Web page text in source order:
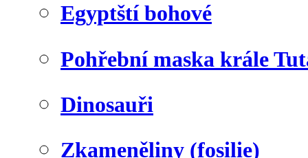
Egyptští bohové
Pohřební maska krále
Dinosauři
Zkameněliny (fosilie)